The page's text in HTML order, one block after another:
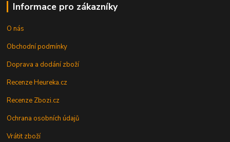
Informace pro zákazníky
O nás
Obchodní podmínky
Doprava a dodání zboží
Recenze Heureka.cz
Recenze Zbozi.cz
Ochrana osobních údajů
Vrátit zboží